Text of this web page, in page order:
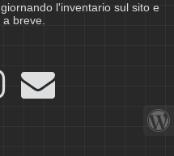
l'inventario sul sito e
breve.